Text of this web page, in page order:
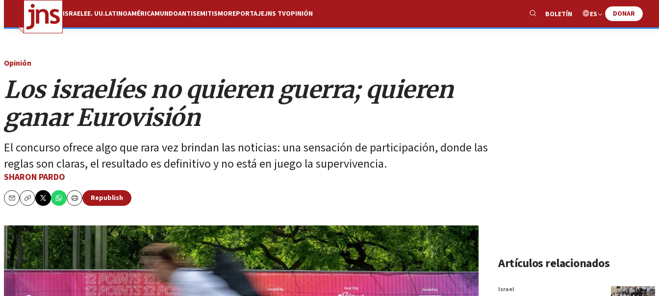
ISRAELEE. UU.LATINOAMÉRICAMUNDOANTISEMITISMOREPORTAJEJNS TVOPINIÓN
ShowBOLETÍN ES DONAR
Opinión
Los israelíes no quieren guerra; quieren
ganar Eurovisión
El concurso ofrece algo que rara vez brindan las noticias: una sensación de participación, donde las
reglas son claras, el resultado es definitivo y no está en juego la supervivencia.
SHARON PARDO
EmailCopy Print
Republish
Artículos relacionados
Israel